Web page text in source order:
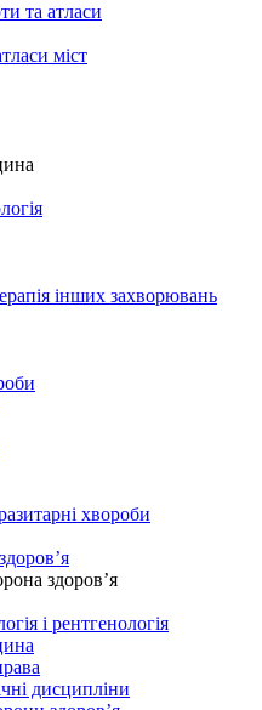
та атласи
міст
інших захворювань
хвороби
здоров’я
і рентгенологія
дисципліни